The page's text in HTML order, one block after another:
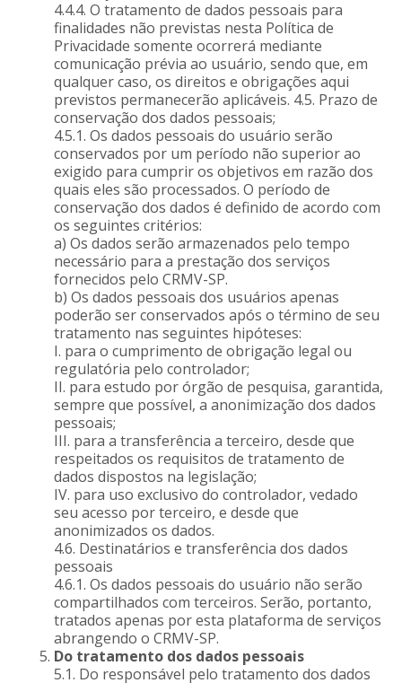
4.4.4. O tratamento de dados pessoais para
finalidades não previstas nesta Política de
Privacidade somente ocorrerá mediante
comunicação prévia ao usuário, sendo que, em
qualquer caso, os direitos e obrigações aqui
previstos permanecerão aplicáveis. 4.5. Prazo de
conservação dos dados pessoais;
4.5.1. Os dados pessoais do usuário serão
conservados por um período não superior ao
exigido para cumprir os objetivos em razão dos
quais eles são processados. O período de
conservação dos dados é definido de acordo com
os seguintes critérios:
a) Os dados serão armazenados pelo tempo
necessário para a prestação dos serviços
fornecidos pelo CRMV-SP.
b) Os dados pessoais dos usuários apenas
poderão ser conservados após o término de seu
tratamento nas seguintes hipóteses:
I. para o cumprimento de obrigação legal ou
regulatória pelo controlador;
II. para estudo por órgão de pesquisa, garantida,
sempre que possível, a anonimização dos dados
pessoais;
III. para a transferência a terceiro, desde que
respeitados os requisitos de tratamento de
dados dispostos na legislação;
IV. para uso exclusivo do controlador, vedado
seu acesso por terceiro, e desde que
anonimizados os dados.
4.6. Destinatários e transferência dos dados
pessoais
4.6.1. Os dados pessoais do usuário não serão
compartilhados com terceiros. Serão, portanto,
tratados apenas por esta plataforma de serviços
abrangendo o CRMV-SP.
Do tratamento dos dados pessoais
5.1. Do responsável pelo tratamento dos dados